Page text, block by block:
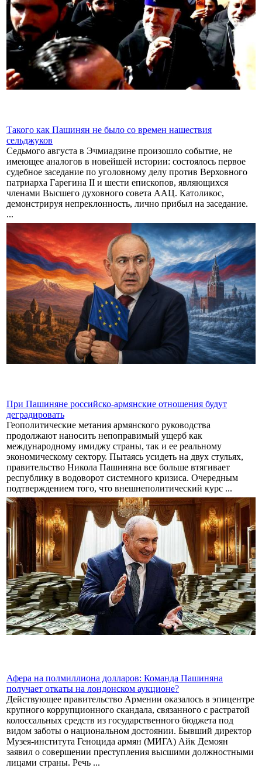
Такого как Пашинян не было со времен нашествия
сельджуков
Седьмого августа в Эчмиадзине произошло событие, не
имеющее аналогов в новейшей истории: состоялось первое
судебное заседание по уголовному делу против Верховного
патриарха Гарегина II и шести епископов, являющихся
членами Высшего духовного совета ААЦ. Католикос,
демонстрируя непреклонность, лично прибыл на заседание.
...
При Пашиняне российско-армянские отношения будут
деградировать
Геополитические метания армянского руководства
продолжают наносить непоправимый ущерб как
международному имиджу страны, так и ее реальному
экономическому сектору. Пытаясь усидеть на двух стульях,
правительство Никола Пашиняна все больше втягивает
республику в водоворот системного кризиса. Очередным
подтверждением того, что внешнеполитический курс ...
Афера на полмиллиона долларов: Команда Пашиняна
получает откаты на лондонском аукционе?
Действующее правительство Армении оказалось в эпицентре
крупного коррупционного скандала, связанного с растратой
колоссальных средств из государственного бюджета под
видом заботы о национальном достоянии. Бывший директор
Музея-института Геноцида армян (МИГА) Айк Демоян
заявил о совершении преступления высшими должностными
лицами страны. Речь ...